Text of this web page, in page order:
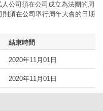
公司須在公司成立為法團的周
須在公司舉行周年大會的日期
結束時間
2020年11月01日
2020年11月01日